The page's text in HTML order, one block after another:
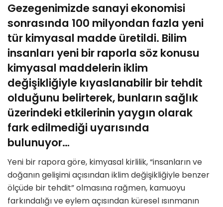
Gezegenimizde sanayi ekonomisi
sonrasında 100 milyondan fazla yeni
tür kimyasal madde üretildi. Bilim
insanları yeni bir raporla söz konusu
kimyasal maddelerin iklim
değişikliğiyle kıyaslanabilir bir tehdit
olduğunu belirterek, bunların sağlık
üzerindeki etkilerinin yaygın olarak
fark edilmediği uyarısında
bulunuyor…
Yeni bir rapora göre, kimyasal kirlilik, “insanların ve
doğanın gelişimi açısından iklim değişikliğiyle benzer
ölçüde bir tehdit” olmasına rağmen, kamuoyu
farkındalığı ve eylem açısından küresel ısınmanın